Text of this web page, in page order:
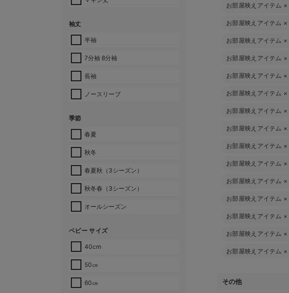
袖丈
半袖
7分袖 8分袖
長袖
ノースリーブ
季節
春夏
秋冬
春夏秋（3シーズン）
秋冬春（3シーズン）
オールシーズン
ベビー サイズ
40cm
50㎝
60㎝
お部屋映えアイテム ×
お部屋映えアイテム ×
お部屋映えアイテム ×
お部屋映えアイテム ×
お部屋映えアイテム ×
お部屋映えアイテム ×
お部屋映えアイテム ×
お部屋映えアイテム ×
お部屋映えアイテム ×
お部屋映えアイテム ×
お部屋映えアイテム ×
お部屋映えアイテム ×
お部屋映えアイテム ×
お部屋映えアイテム ×
お部屋映えアイテム ×
その他